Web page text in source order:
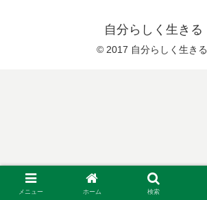
自分らしく生きる
© 2017 自分らしく生きる.
メニュー ホーム 検索